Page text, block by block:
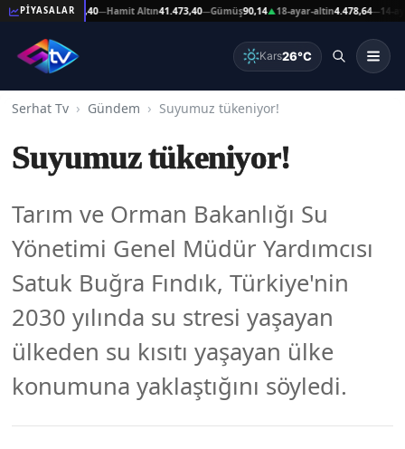
PİYASALAR
Altın41.473,40— Hamit Altın41.473,40—Gümüş90,14▲18-ayar-altin4.478,64—14-ayar-
Kars26°C
Serhat Tv Gündem Suyumuz tükeniyor!
Suyumuz tükeniyor!
Tarım ve Orman Bakanlığı Su
Yönetimi Genel Müdür Yardımcısı
Satuk Buğra Fındık, Türkiye'nin
2030 yılında su stresi yaşayan
ülkeden su kısıtı yaşayan ülke
konumuna yaklaştığını söyledi.